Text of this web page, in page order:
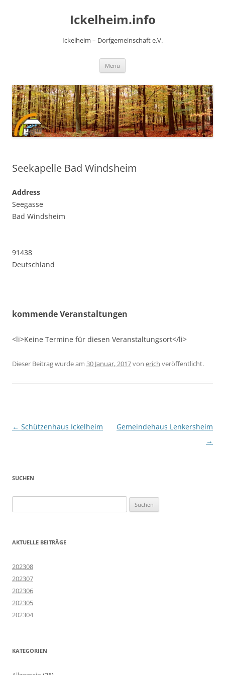
Ickelheim.info
Ickelheim – Dorfgemeinschaft e.V.
Menü
Seekapelle Bad Windsheim
Address
Seegasse
Bad Windsheim
91438
Deutschland
kommende Veranstaltungen
<li>Keine Termine für diesen Veranstaltungsort</li>
Dieser Beitrag wurde am 30 Januar, 2017von erich veröffentlicht.
Beitragsnavigation
← Schützenhaus Ickelheim
Gemeindehaus Lenkersheim
→
SUCHEN
nach:
AKTUELLE BEITRÄGE
202308
202307
202306
202305
202304
KATEGORIEN